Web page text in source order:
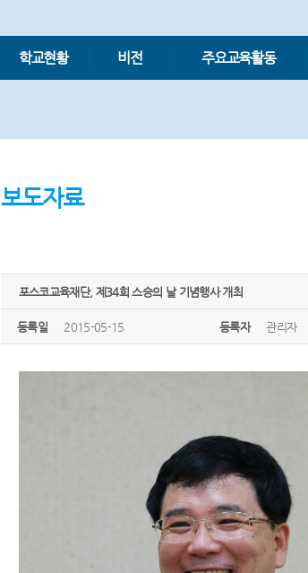
학교현황 비전 주요교육활동
보도자료
포스코교육재단, 제34회 스승의 날 기념행사 개최
등록일 2015-05-15 등록자 관리자